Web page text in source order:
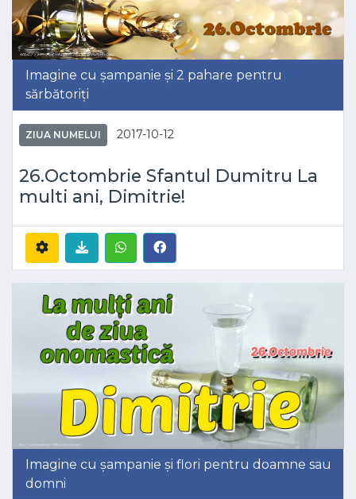
Imagine cu șampanie și 2 pahare pentru
sărbătoriți
ZIUA NUMELUI 2017-10-12
26.Octombrie Sfantul Dumitru La
multi ani, Dimitrie!
Imagine cu șampanie și flori pentru doamne sau
domni